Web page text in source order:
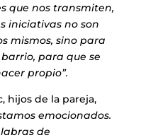
que nos transmiten,
iniciativas no son
mismos, sino para
para que se
propio”.
hijos de la pareja,
emocionados.
de